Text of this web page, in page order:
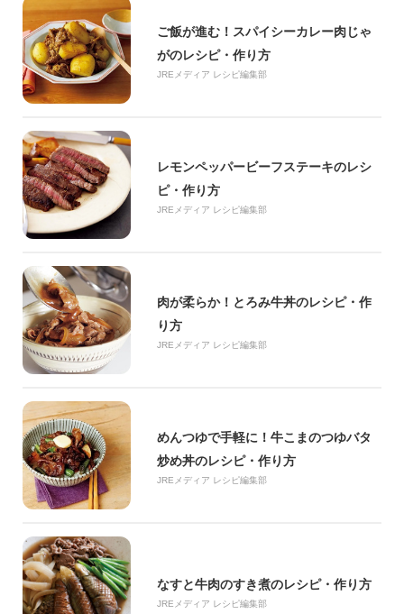
ご飯が進む！スパイシーカレー肉じゃ
がのレシピ・作り方
JREメディア レシピ編集部
レモンペッパービーフステーキのレシ
ピ・作り方
JREメディア レシピ編集部
肉が柔らか！とろみ牛丼のレシピ・作
り方
JREメディア レシピ編集部
めんつゆで手軽に！牛こまのつゆバタ
炒め丼のレシピ・作り方
JREメディア レシピ編集部
なすと牛肉のすき煮のレシピ・作り方
JREメディア レシピ編集部